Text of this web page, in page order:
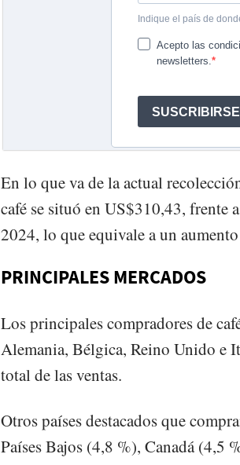
En lo que va de la actual
café se situó en US$310,43, frente
2024, lo que equivale a un
PRINCIPALES MERCADOS
Los principales compradores de
Alemania, Bélgica, Reino Unido e
total de las ventas.
Otros países destacados que
Países Bajos (4,8 %), Canadá (4,5